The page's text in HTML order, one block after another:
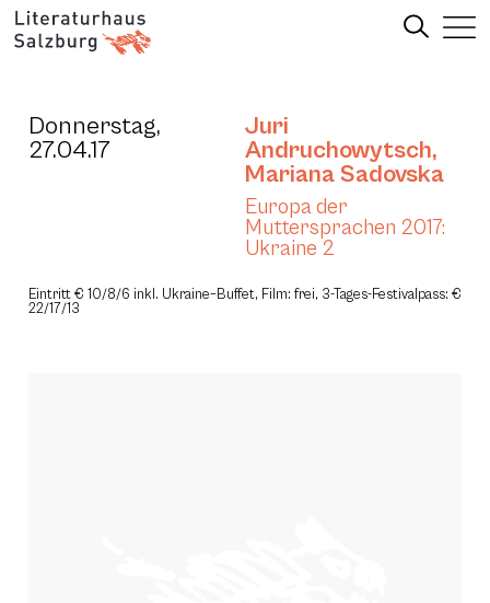
Donnerstag,
27.04.17
Juri
Andruchowytsch,
Mariana Sadovska
Europa der
Muttersprachen 2017:
Ukraine 2
Eintritt € 10/8/6 inkl. Ukraine–Buffet, Film: frei, 3-Tages-Festivalpass: €
22/17/13